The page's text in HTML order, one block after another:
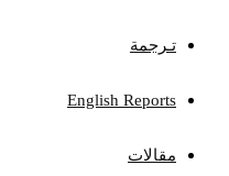
تـرجمة
English Reports
مقالات